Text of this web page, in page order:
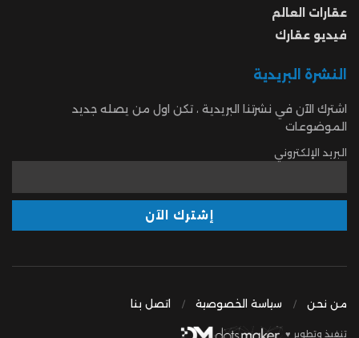
عقارات العالم
فيديو عقارك
النشرة البريدية
اشترك الآن في نشرتنا البريدية ، تكن اول من يصله جديد
الموضوعات
البريد الإلكتروني
من نحن سياسة الخصوصية اتصل بنا
تنفيذ وتطوير ♥